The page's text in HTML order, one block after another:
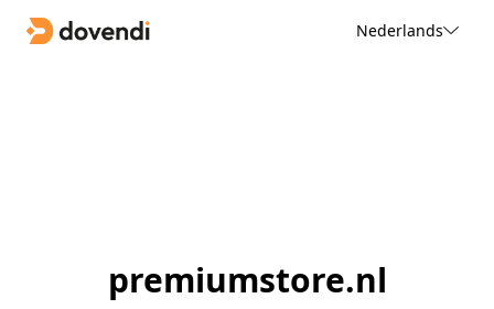
Nederlands
premiumstore.nl